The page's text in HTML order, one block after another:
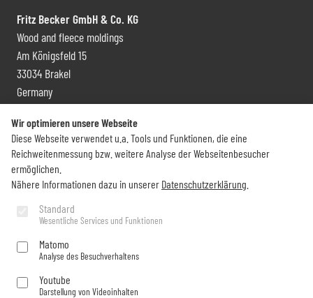
Fritz Becker GmbH & Co. KG
Wood and fleece moldings
Am Königsfeld 15
33034 Brakel
Germany
Contact and distribution
+49 (0) 5272 6009 0
info@becker-brakel.de
Would you like to stay up to date on all Becker things?
Subscribe now
Wir optimieren unsere Webseite
Diese Webseite verwendet u.a. Tools und Funktionen, die eine
Reichweitenmessung bzw. weitere Analyse der Webseitenbesucher
ermöglichen.
Nähere Informationen dazu in unserer Datenschutzerklärung
Standard
Wesentliche Services und Funktionen
Matomo
Analyse des Besuchverhaltens
Youtube
Darstellung von Videoinhalten